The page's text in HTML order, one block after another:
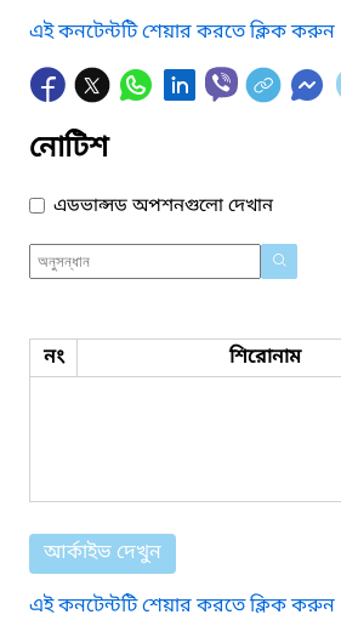
এই কনটেন্টটি শেয়ার করতে ক্লিক করুন
নোটিশ
এডভান্সড অপশনগুলো দেখান
নং শিরোনাম
আর্কাইভ দেখুন
এই কনটেন্টটি শেয়ার করতে ক্লিক করুন